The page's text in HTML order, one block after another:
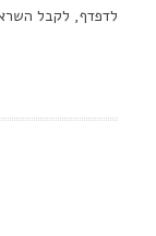
לדפדף, לקבל